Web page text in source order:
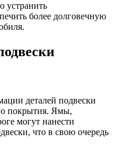
устранить
более долговечную
деталей подвески
покрытия. Ямы,
могут нанести
что в свою очередь